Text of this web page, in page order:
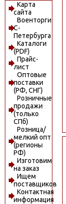
Карта
сайта
Военторги
С-
Петербурга
Каталоги
(PDF)
Прайс-
лист
Оптовые
поставки
(РФ, СНГ)
Розничные
продажи
(только
СПб)
Розница/
мелкий опт
(регионы
РФ)
Изготовим
на заказ
Ищем
поставщиков
Контактная
информация